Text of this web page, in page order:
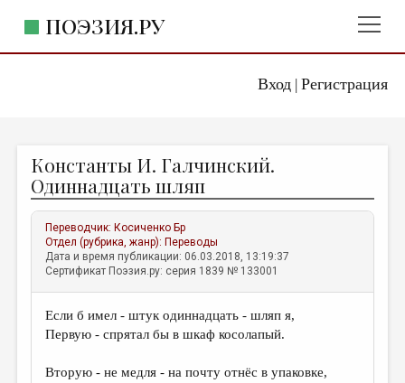
Вход| Регистрация
ПОЭЗИЯ.РУ
ЖАНРЫ
АВТОРЫ
КОММЕНТАРИИ
ЛИТСАЛОН
ПРАВИЛА САЙТА
ОТДЕЛЫ И РУБРИКИ
Константы И. Галчинский.
Одиннадцать шляп
Переводчик: Косиченко Бр
Отдел (рубрика, жанр): Переводы
Дата и время публикации: 06.03.2018, 13:19:37
Сертификат Поэзия.ру: серия 1839 № 133001
Если б имел - штук одиннадцать - шляп я,
Первую - спрятал бы в шкаф косолапый.
Вторую - не медля - на почту отнёс в упаковке,